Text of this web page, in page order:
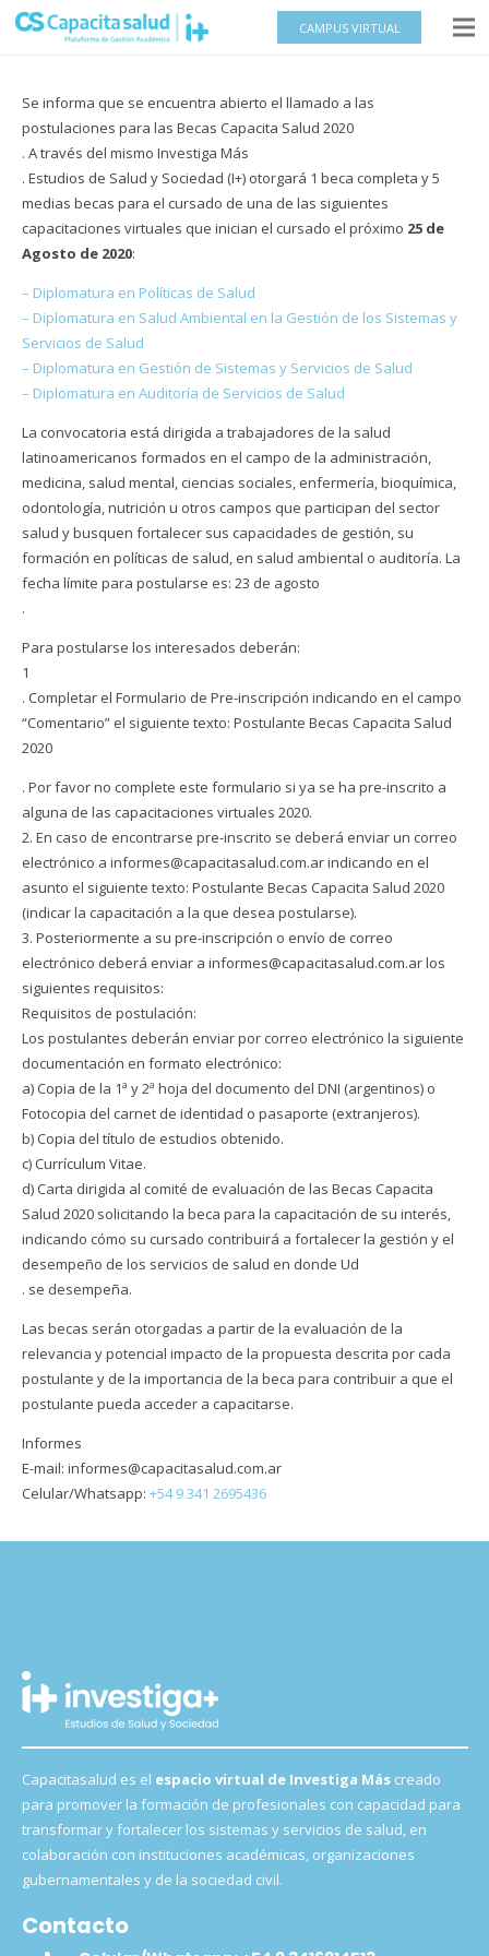
CAMPUS VIRTUAL
Se informa que se encuentra abierto el llamado a las
postulaciones para las Becas Capacita Salud 2020
. A través del mismo Investiga Más
. Estudios de Salud y Sociedad (I+) otorgará 1 beca completa y 5
medias becas para el cursado de una de las siguientes
capacitaciones virtuales que inician el cursado el próximo 25 de
Agosto de 2020:
– Diplomatura en Políticas de Salud
– Diplomatura en Salud Ambiental en la Gestión de los Sistemas y
Servicios de Salud
– Diplomatura en Gestión de Sistemas y Servicios de Salud
– Diplomatura en Auditoría de Servicios de Salud
La convocatoria está dirigida a trabajadores de la salud
latinoamericanos formados en el campo de la administración,
medicina, salud mental, ciencias sociales, enfermería, bioquímica,
odontología, nutrición u otros campos que participan del sector
salud y busquen fortalecer sus capacidades de gestión, su
formación en políticas de salud, en salud ambiental o auditoría. La
fecha límite para postularse es: 23 de agosto
.
Para postularse los interesados deberán:
1
. Completar el Formulario de Pre-inscripción indicando en el campo
“Comentario” el siguiente texto: Postulante Becas Capacita Salud
2020
. Por favor no complete este formulario si ya se ha pre-inscrito a
alguna de las capacitaciones virtuales 2020.
2. En caso de encontrarse pre-inscrito se deberá enviar un correo
electrónico a informes@capacitasalud.com.ar indicando en el
asunto el siguiente texto: Postulante Becas Capacita Salud 2020
(indicar la capacitación a la que desea postularse).
3. Posteriormente a su pre-inscripción o envío de correo
electrónico deberá enviar a informes@capacitasalud.com.ar los
siguientes requisitos:
Requisitos de postulación:
Los postulantes deberán enviar por correo electrónico la siguiente
documentación en formato electrónico:
a) Copia de la 1ª y 2ª hoja del documento del DNI (argentinos) o
Fotocopia del carnet de identidad o pasaporte (extranjeros).
b) Copia del título de estudios obtenido.
c) Currículum Vitae.
d) Carta dirigida al comité de evaluación de las Becas Capacita
Salud 2020 solicitando la beca para la capacitación de su interés,
indicando cómo su cursado contribuirá a fortalecer la gestión y el
desempeño de los servicios de salud en donde Ud
. se desempeña.
Las becas serán otorgadas a partir de la evaluación de la
relevancia y potencial impacto de la propuesta descrita por cada
postulante y de la importancia de la beca para contribuir a que el
postulante pueda acceder a capacitarse.
Informes
E-mail: informes@capacitasalud.com.ar
Celular/Whatsapp: +54 9 341 2695436
Capacitasalud es el espacio virtual de Investiga Máscreado
para promover la formación de profesionales con capacidad para
transformar y fortalecer los sistemas y servicios de salud, en
colaboración con instituciones académicas, organizaciones
gubernamentales y de la sociedad civil.
Contacto